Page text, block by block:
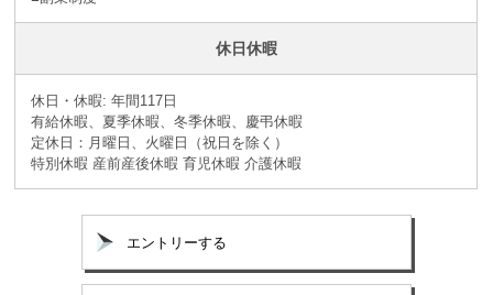
休日休暇
休日・休暇: 年間117日
有給休暇、夏季休暇、冬季休暇、慶弔休暇
定休日：月曜日、火曜日（祝日を除く）
特別休暇 産前産後休暇 育児休暇 介護休暇
エントリーする